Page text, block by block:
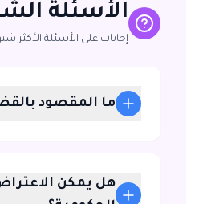
الأسئلة
إجابات على الأسئلة الأكثر
ما المقصود
هل يمكن